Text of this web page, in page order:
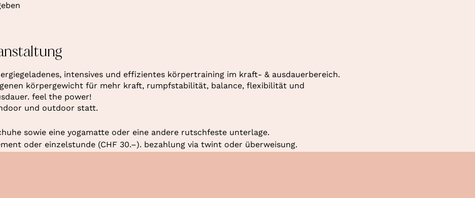
intensives und effizientes körpertraining im kraft- & ausdauerbereich.
körpergewicht für mehr kraft, rumpfstabilität, balance, flexibilität und
feel the power!
und outdoor statt.
sowie eine yogamatte oder eine andere rutschfeste unterlage.
oder einzelstunde (CHF 30.–). bezahlung via twint oder überweisung.